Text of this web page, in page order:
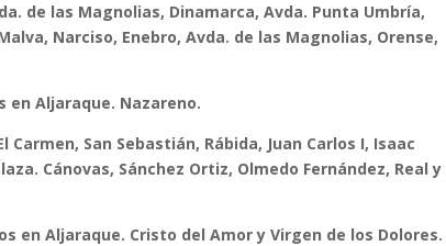
de las Magnolias, Dinamarca, Avda. Punta Umbría,
Narciso, Enebro, Avda. de las Magnolias, Orense,
en Aljaraque. Nazareno.
San Sebastián, Rábida, Juan Carlos I, Isaac
Cánovas, Sánchez Ortiz, Olmedo Fernández, Real y
en Aljaraque. Cristo del Amor y Virgen de los Dolores.